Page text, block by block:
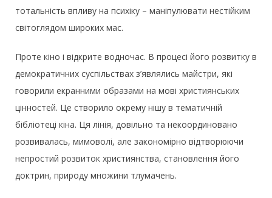
тотальність впливу на психіку – маніпулювати нестійким
світоглядом широких мас.
Проте кіно і відкрите водночас. В процесі його розвитку в
демократичних суспільствах з’являлись майстри, які
говорили екранними образами на мові християнських
цінностей. Це створило окрему нішу в тематичній
бібліотеці кіна. Ця лінія, довільно та некоординовано
розвивалась, мимоволі, але закономірно відтворюючи
непростий розвиток християнства, становлення його
доктрин, природу множини тлумачень.